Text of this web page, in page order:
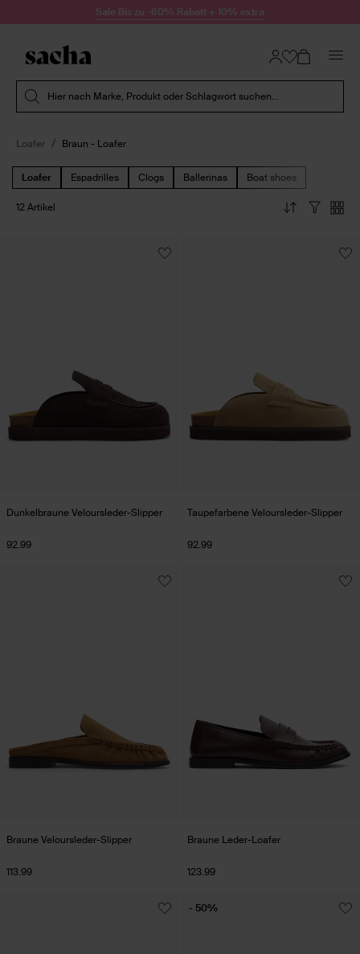
Zum Inhalt springenSale Bis zu -60% Rabatt + 10% extra
Hier nach Marke, Produkt oder Schlagwort suchen...
Loafer Braun - Loafer
Loafer Espadrilles Clogs Ballerinas Boat shoes
12 Artikel
Dunkelbraune Veloursleder-Slipper
92.99
Taupefarbene Veloursleder-Slipper
92.99
Braune Veloursleder-Slipper
113.99
Braune Leder-Loafer
123.99
- 50%